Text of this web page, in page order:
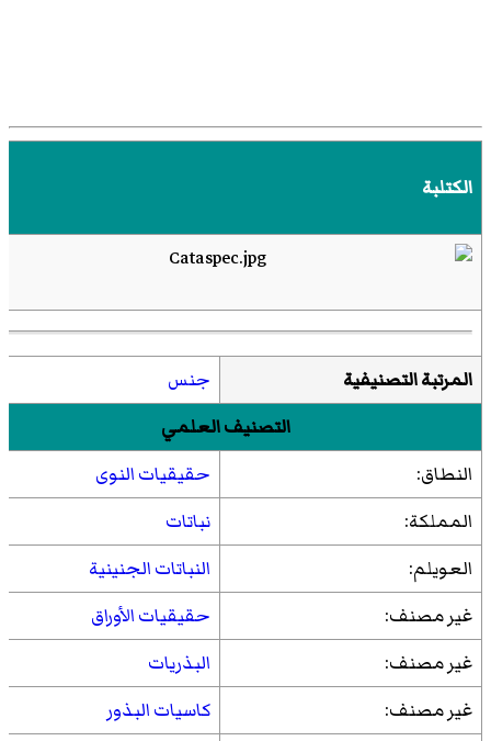
الكتلبة
المرتبة التصنيفية
جنس
التصنيف العلمي
النطاق:
حقيقيات النوى
المملكة:
نباتات
العويلم:
النباتات الجنينية
غير مصنف:
حقيقيات الأوراق
غير مصنف:
البذريات
غير مصنف:
كاسيات البذور